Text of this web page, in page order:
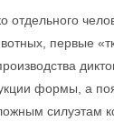
отдельного
первые
формы, а
силуэтам